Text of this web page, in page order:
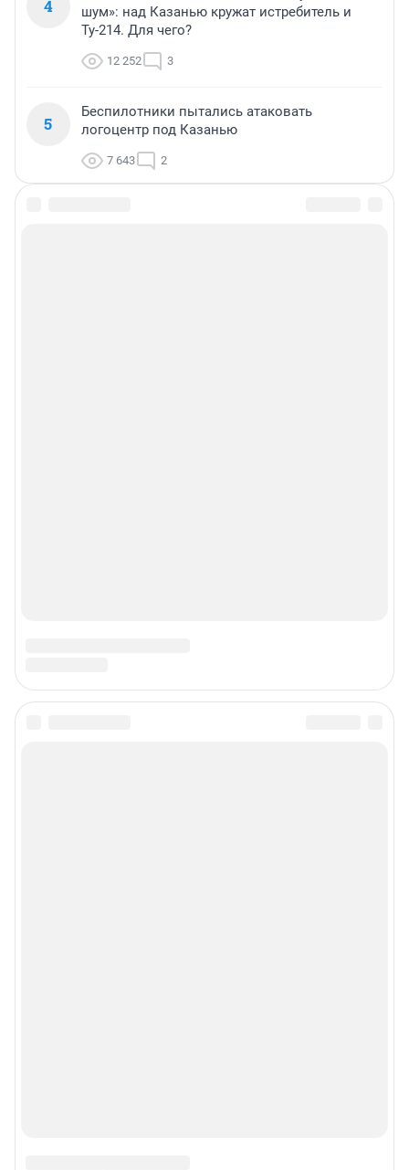
4
шум»: над Казанью кружат истребитель и
Ту-214. Для чего?
12 252 3
5
Беспилотники пытались атаковать
логоцентр под Казанью
7 643 2